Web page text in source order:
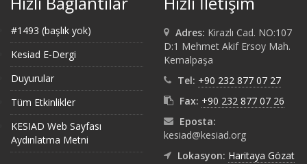
#1493 (başlık yok)
Kesiad E-Dergi
Duyurular
Tüm Etkinlikler
KESIAD Web Sayfası
Aydınlatma Metni
Adres: Kirazlı Cad. NO:107
D:1 Mehmet Akif Ersoy Mah.
Kemalpaşa
Tel: +90 232 877 07 27
Fax: +90 232 877 07 26
Eposta:
kesiad@kesiad.org
Lokasyon: Haritaya Gözat